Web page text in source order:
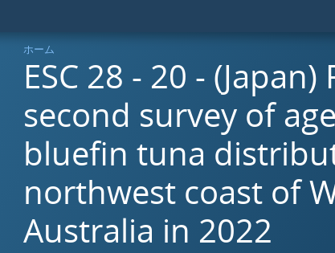
ホーム
ESC 28 - 20 -
second survey of
bluefin tuna
northwest coast of
Australia in 2022